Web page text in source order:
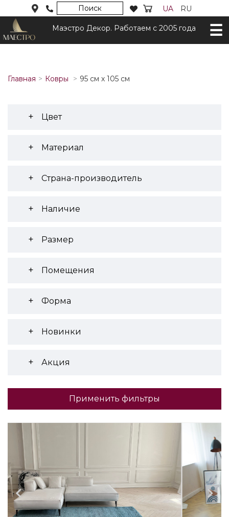
Поиск UA RU
Маэстро Декор. Работаем с 2005 года
Главная Ковры 95 см х 105 см
Цвет
Материал
Страна-производитель
Наличие
Размер
Помещения
Форма
Новинки
Акция
Применить фильтры